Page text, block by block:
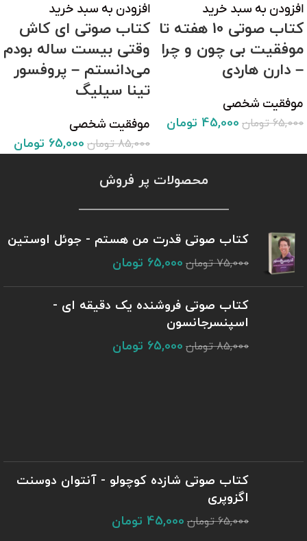
افزودن به سبد خرید
کتاب صوتی 10 هفته تا
موفقیت بی چون و چرا
– دارن هاردی
موفقیت شخصی
65,000 تومان 45,000 تومان
افزودن به سبد خرید
کتاب صوتی ای کاش
وقتی بیست ساله بودم
می‌دانستم – پروفسور
تینا سیلیگ
موفقیت شخصی
85,000 تومان 65,000 تومان
محصولات پر فروش
کتاب صوتی قدرت من هستم - جوئل اوستین
75,000 تومان 65,000 تومان
کتاب صوتی فروشنده یک دقیقه ای -
اسپنسرجانسون
85,000 تومان 65,000 تومان
کتاب صوتی شازده کوچولو - آنتوان دوسنت
اگزوپری
65,000 تومان 45,000 تومان